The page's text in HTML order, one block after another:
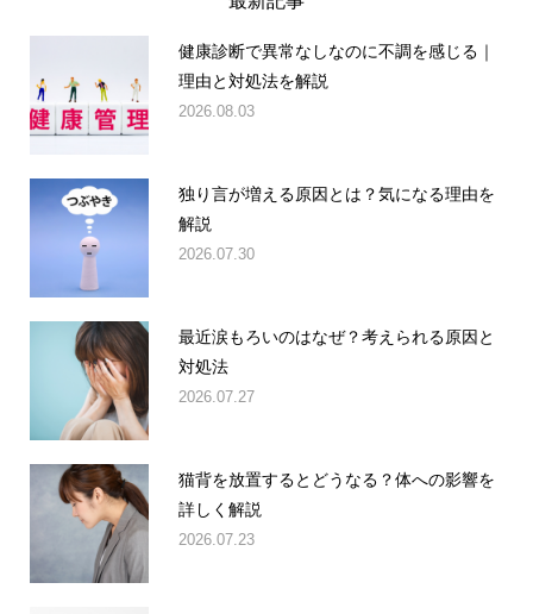
健康診断で異常なしなのに不調を感じる｜
理由と対処法を解説
2026.08.03
独り言が増える原因とは？気になる理由を
解説
2026.07.30
最近涙もろいのはなぜ？考えられる原因と
対処法
2026.07.27
猫背を放置するとどうなる？体への影響を
詳しく解説
2026.07.23